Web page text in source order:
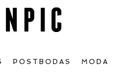
POSTBODAS MODA